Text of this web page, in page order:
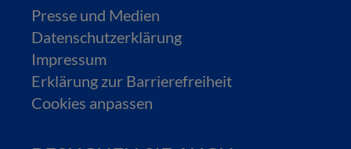
Presse und Medien
Datenschutzerklärung
Impressum
Erklärung zur Barrierefreiheit
Cookies anpassen